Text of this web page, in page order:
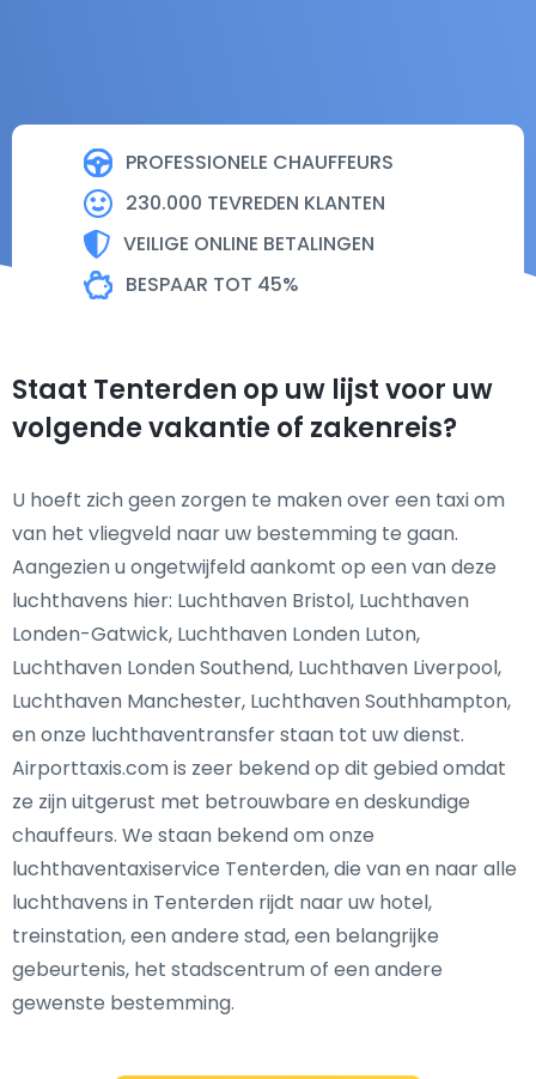
PROFESSIONELE CHAUFFEURS
230.000 TEVREDEN KLANTEN
VEILIGE ONLINE BETALINGEN
BESPAAR TOT 45%
Staat Tenterden op uw lijst voor uw
volgende vakantie of zakenreis?
U hoeft zich geen zorgen te maken over een taxi om
van het vliegveld naar uw bestemming te gaan.
Aangezien u ongetwijfeld aankomt op een van deze
luchthavens hier: Luchthaven Bristol, Luchthaven
Londen-Gatwick, Luchthaven Londen Luton,
Luchthaven Londen Southend, Luchthaven Liverpool,
Luchthaven Manchester, Luchthaven Southhampton,
en onze luchthaventransfer staan tot uw dienst.
Airporttaxis.com is zeer bekend op dit gebied omdat
ze zijn uitgerust met betrouwbare en deskundige
chauffeurs. We staan bekend om onze
luchthaventaxiservice Tenterden, die van en naar alle
luchthavens in Tenterden rijdt naar uw hotel,
treinstation, een andere stad, een belangrijke
gebeurtenis, het stadscentrum of een andere
gewenste bestemming.